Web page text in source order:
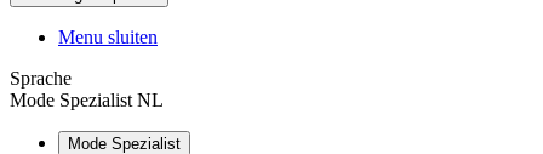
Menu sluiten
Sprache
Mode Spezialist NL
Mode Spezialist